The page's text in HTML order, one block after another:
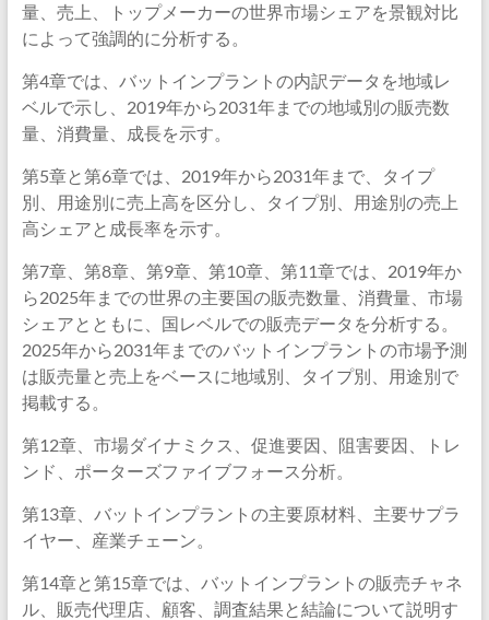
量、売上、トップメーカーの世界市場シェアを景観対比
によって強調的に分析する。
第4章では、バットインプラントの内訳データを地域レ
ベルで示し、2019年から2031年までの地域別の販売数
量、消費量、成長を示す。
第5章と第6章では、2019年から2031年まで、タイプ
別、用途別に売上高を区分し、タイプ別、用途別の売上
高シェアと成長率を示す。
第7章、第8章、第9章、第10章、第11章では、2019年か
ら2025年までの世界の主要国の販売数量、消費量、市場
シェアとともに、国レベルでの販売データを分析する。
2025年から2031年までのバットインプラントの市場予測
は販売量と売上をベースに地域別、タイプ別、用途別で
掲載する。
第12章、市場ダイナミクス、促進要因、阻害要因、トレ
ンド、ポーターズファイブフォース分析。
第13章、バットインプラントの主要原材料、主要サプラ
イヤー、産業チェーン。
第14章と第15章では、バットインプラントの販売チャネ
ル、販売代理店、顧客、調査結果と結論について説明す